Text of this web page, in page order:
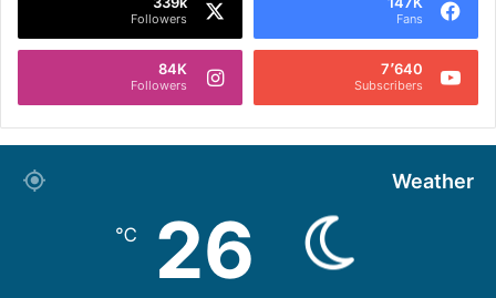
Fans
Followers
7٬640
Subscribers
84K
Followers
Weather
26
℃